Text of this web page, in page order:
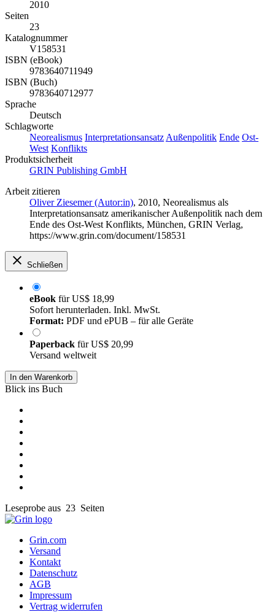
2010
Seiten
23
Katalognummer
V158531
ISBN (eBook)
9783640711949
ISBN (Buch)
9783640712977
Sprache
Deutsch
Schlagworte
Neorealismus Interpretationsansatz Außenpolitik Ende Ost-
West Konflikts
Produktsicherheit
GRIN Publishing GmbH
Arbeit zitieren
Oliver Ziesemer (Autor:in), 2010, Neorealismus als
Interpretationsansatz amerikanischer Außenpolitik nach dem
Ende des Ost-West Konflikts, München, GRIN Verlag,
https://www.grin.com/document/158531
Schließen
eBook fürUS$ 18,99
Sofort herunterladen. Inkl. MwSt.
Format: PDF und ePUB – für alle Geräte
Paperback fürUS$ 20,99
Versand weltweit
In den Warenkorb
Blick ins Buch
Leseprobe aus 23 Seiten
Grin.com
Versand
Kontakt
Datenschutz
AGB
Impressum
Vertrag widerrufen